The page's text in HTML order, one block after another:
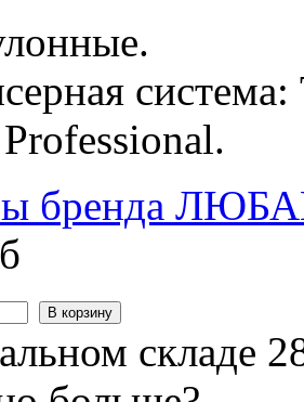
бренда
В корзину
складе